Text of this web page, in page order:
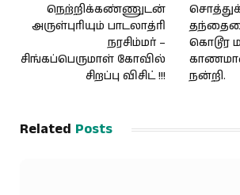
நெற்றிக்கண்ணுடன்
அருள்புரியும் பாடலாத்ரி
நரசிம்மர் –
சிங்கப்பெருமாள் கோவில்
சிறப்பு விசிட் !!!
கொடூர
நன்றி.
Related Posts